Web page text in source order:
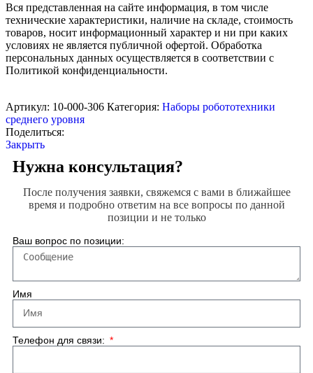
Вся представленная на сайте информация, в том числе
технические характеристики, наличие на складе, стоимость
товаров, носит информационный характер и ни при каких
условиях не является публичной офертой. Обработка
персональных данных осуществляется в соответствии с
Политикой конфиденциальности.
Артикул: 10-000-306 Категория: Наборы робототехники
среднего уровня
Поделиться:
Закрыть
Нужна консультация?
После получения заявки, свяжемся с вами в ближайшее
время и подробно ответим на все вопросы по данной
позиции и не только
Ваш вопрос по позиции:
Имя
Телефон для связи: